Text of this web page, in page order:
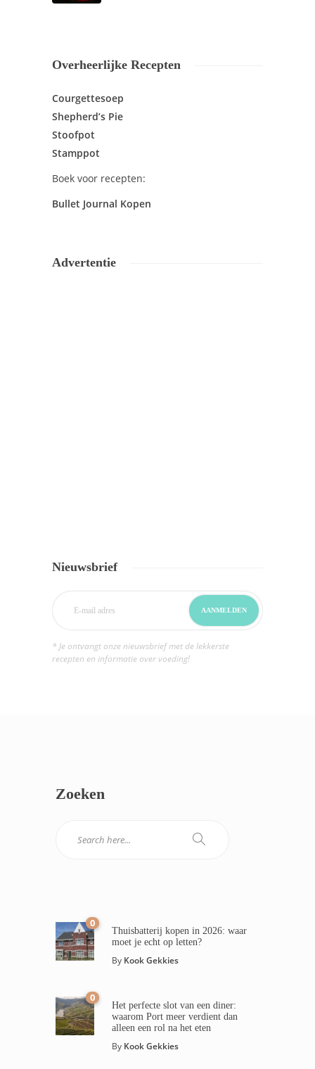
Overheerlijke Recepten
Courgettesoep
Shepherd’s Pie
Stoofpot
Stamppot
Boek voor recepten:
Bullet Journal Kopen
Advertentie
Nieuwsbrief
* Je ontvangt onze nieuwsbrief met de lekkerste
recepten en informatie over voeding!
Zoeken
0
Thuisbatterij kopen in 2026: waar
moet je echt op letten?
By Kook Gekkies
0
Het perfecte slot van een diner:
waarom Port meer verdient dan
alleen een rol na het eten
By Kook Gekkies